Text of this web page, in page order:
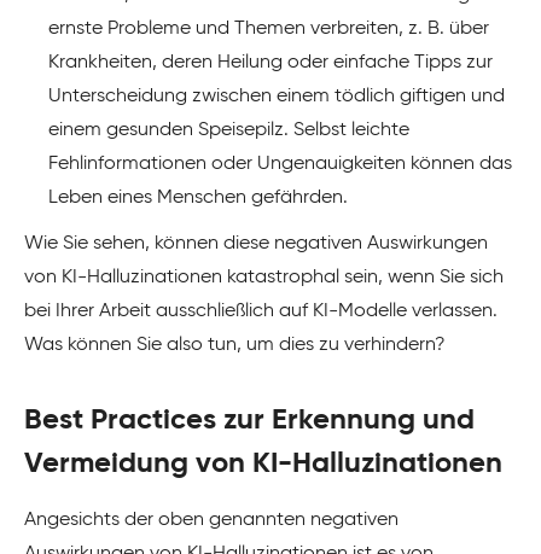
ernste Probleme und Themen verbreiten, z. B. über
Krankheiten, deren Heilung oder einfache Tipps zur
Unterscheidung zwischen einem tödlich giftigen und
einem gesunden Speisepilz. Selbst leichte
Fehlinformationen oder Ungenauigkeiten können das
Leben eines Menschen gefährden.
Wie Sie sehen, können diese negativen Auswirkungen
von KI-Halluzinationen katastrophal sein, wenn Sie sich
bei Ihrer Arbeit ausschließlich auf KI-Modelle verlassen.
Was können Sie also tun, um dies zu verhindern?
Best Practices zur Erkennung und
Vermeidung von KI-Halluzinationen
Angesichts der oben genannten negativen